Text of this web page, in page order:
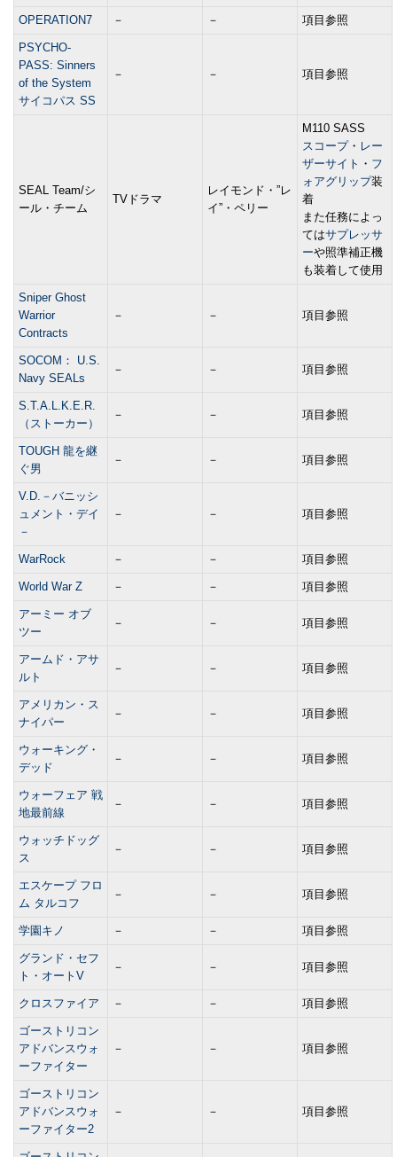
OPERATION7 － － 項目参照
PSYCHO-
PASS: Sinners
of the System
サイコパス SS
－ － 項目参照
SEAL Team/シ
ール・チーム
TVドラマ
レイモンド・”レ
イ”・ペリー
M110 SASS
スコープ・ レー
ザーサイト ・ フ
ォアグリップ装
着
また任務によっ
てはサプレッサ
ーや照準補正機
も装着して使用
Sniper Ghost
Warrior
Contracts
－ － 項目参照
SOCOM： U.S.
Navy SEALs
－ － 項目参照
S.T.A.L.K.E.R.
（ストーカー）
－ － 項目参照
TOUGH 龍を継
ぐ男
－ － 項目参照
V.D.－バニッシ
ュメント・デイ
－
－ － 項目参照
WarRock － － 項目参照
World War Z － － 項目参照
アーミー オブ
ツー
－ － 項目参照
アームド・アサ
ルト
－ － 項目参照
アメリカン・ス
ナイパー
－ － 項目参照
ウォーキング・
デッド
－ － 項目参照
ウォーフェア 戦
地最前線
－ － 項目参照
ウォッチドッグ
ス
－ － 項目参照
エスケープ フロ
ム タルコフ
－ － 項目参照
学園キノ － － 項目参照
グランド・セフ
ト・オートV
－ － 項目参照
クロスファイア － － 項目参照
ゴーストリコン
アドバンスウォ
ーファイター
－ － 項目参照
ゴーストリコン
アドバンスウォ
ーファイター2
－ － 項目参照